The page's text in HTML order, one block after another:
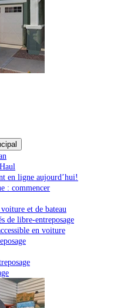
en ligne aujourd’hui!
: commencer
et de bateau
de libre-entreposage
en voiture